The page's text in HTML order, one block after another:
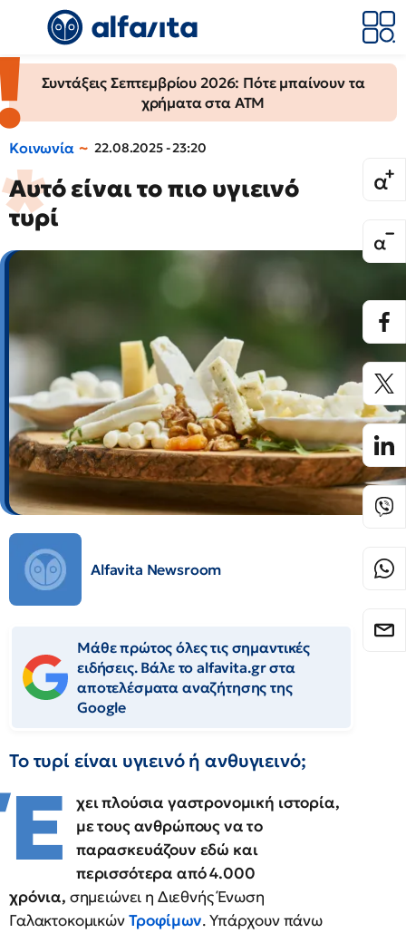
Συντάξεις Σεπτεμβρίου 2026: Πότε μπαίνουν τα
χρήματα στα ΑΤΜ
Κοινωνία 22.08.2025 - 23:20
Αυτό είναι το πιο υγιεινό
τυρί
Alfavita Newsroom
Μάθε πρώτος όλες τις σημαντικές
ειδήσεις. Βάλε το alfavita.gr στα
αποτελέσματα αναζήτησης της
Google
Το τυρί είναι υγιεινό ή ανθυγιεινό;
Έ
χει πλούσια γαστρονομική ιστορία,
με τους ανθρώπους να το
παρασκευάζουν εδώ και
περισσότερα από 4.000
χρόνια, σημειώνει η Διεθνής Ένωση
ΓαλακτοκομικώνΤροφίμων. Υπάρχουν πάνω